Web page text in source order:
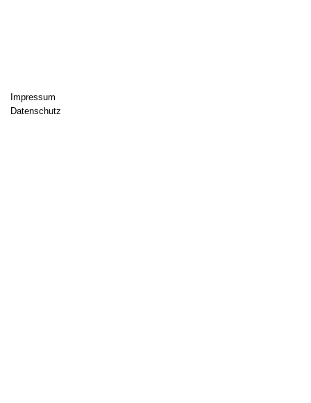
Impressum
Datenschutz